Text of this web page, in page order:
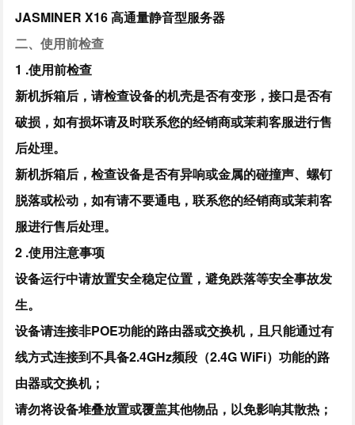
JASMINER X16 高通量静音型服务器
二、使用前检查
1 .使用前检查
新机拆箱后，请检查设备的机壳是否有变形，接口是否有
破损，如有损坏请及时联系您的经销商或茉莉客服进行售
后处理。
新机拆箱后，检查设备是否有异响或金属的碰撞声、螺钉
脱落或松动，如有请不要通电，联系您的经销商或茉莉客
服进行售后处理。
2 .使用注意事项
设备运行中请放置安全稳定位置，避免跌落等安全事故发
生。
设备请连接非POE功能的路由器或交换机，且只能通过有
线方式连接到不具备2.4GHz频段（2.4G WiFi）功能的路
由器或交换机；
请勿将设备堆叠放置或覆盖其他物品，以免影响其散热；